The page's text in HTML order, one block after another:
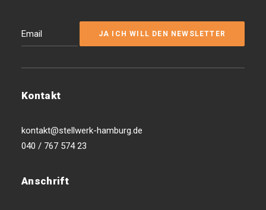
Kontakt
kontakt@stellwerk-hamburg.de
040 / 767 574 23
Anschrift